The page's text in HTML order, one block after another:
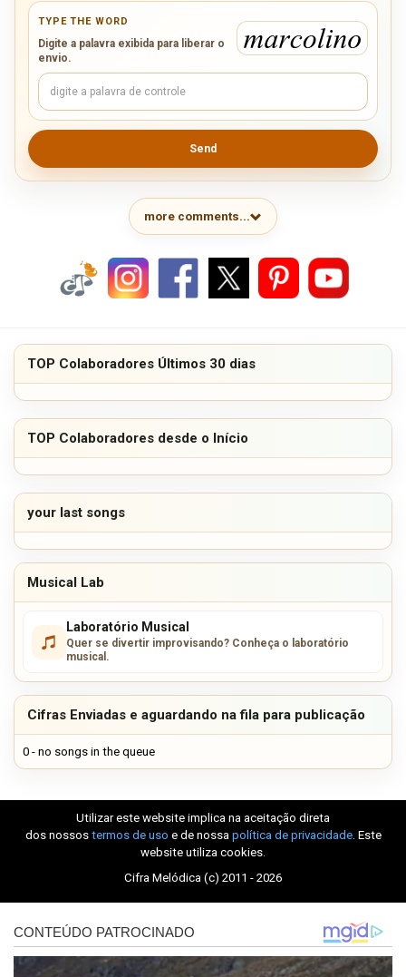
TYPE THE WORD
Digite a palavra exibida para liberar o
envio.
Send
more comments...
TOP Colaboradores Últimos 30 dias
TOP Colaboradores desde o Início
your last songs
Musical Lab
Laboratório Musical
Quer se divertir improvisando? Conheça o laboratório
musical.
Cifras Enviadas e aguardando na fila para publicação
0 - no songs in the queue
Utilizar este website implica na aceitação direta
dos nossos termos de uso e de nossa política de privacidade. Este
website utiliza cookies.
Cifra Melódica (c) 2011 - 2026